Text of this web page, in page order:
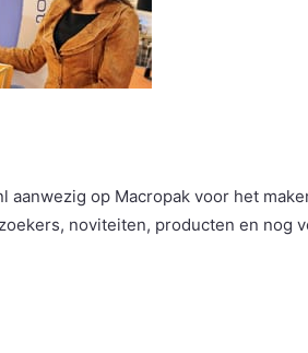
aanwezig op Macropak voor het
noviteiten, producten en nog